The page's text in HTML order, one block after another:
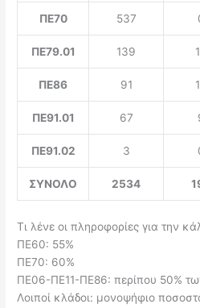
ΠΕ70 537
ΠΕ79.01 139
ΠΕ86 91
ΠΕ91.01 67
ΠΕ91.02 3
ΣΥΝΟΛΟ 2534
Τι λένε οι πληροφορίες για την
ΠΕ60: 55%
ΠΕ70: 60%
ΠΕ06-ΠΕ11-ΠΕ86: περίπου 50%
Λοιποί κλάδοι: μονοψήφιο